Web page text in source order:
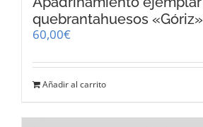
quebrantahuesos «Góriz»
60,00€
Añadir al carrito